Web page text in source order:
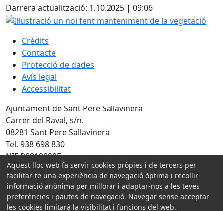
Darrera actualització: 1.10.2025 | 09:06
Il·lustració un noi fent manteniment de la vegetació
Crèdits
Contacte
Protecció de dades
Avís legal
Accessibilitat
Ajuntament de Sant Pere Sallavinera
Carrer del Raval, s/n.
08281 Sant Pere Sallavinera
Tel. 938 698 830
NIF P0818800E
Amb la col·laboració de:
Aquest lloc web fa servir cookies pròpies i de tercers per
facilitar-te una experiència de navegació òptima i recollir
informació anònima per millorar i adaptar-nos a les teves
preferències i pautes de navegació. Navegar sense acceptar
les cookies limitarà la visibilitat i funcions del web.